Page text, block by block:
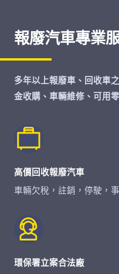
報廢汽車專業
多年以上報廢車、回收車
金收購、車輛維修、可用
高價回收報廢汽車
車輛欠稅，註銷，停駛，
環保署立案合法廠